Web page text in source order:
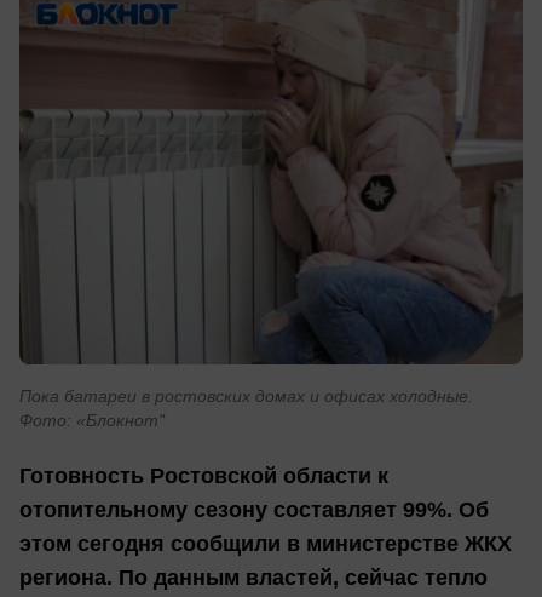
Пока батареи в ростовских домах и офисах холодные.
Фото: «Блокнот"
Готовность Ростовской области к
отопительному сезону составляет 99%. Об
этом сегодня сообщили в министерстве ЖКХ
региона. По данным властей, сейчас тепло